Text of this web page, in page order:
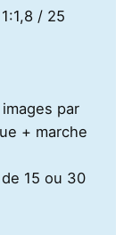
/ 25
par
+ marche
15 ou 30